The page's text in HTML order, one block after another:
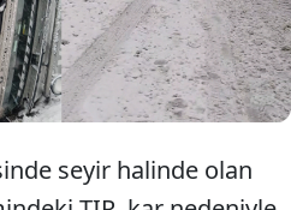
kişi yaralandı.
seyir halinde olan